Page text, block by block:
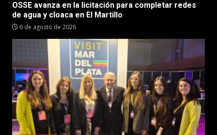
OSSE avanza en la licitación para completar redes
de agua y cloaca en El Martillo
6 de agosto de 2026